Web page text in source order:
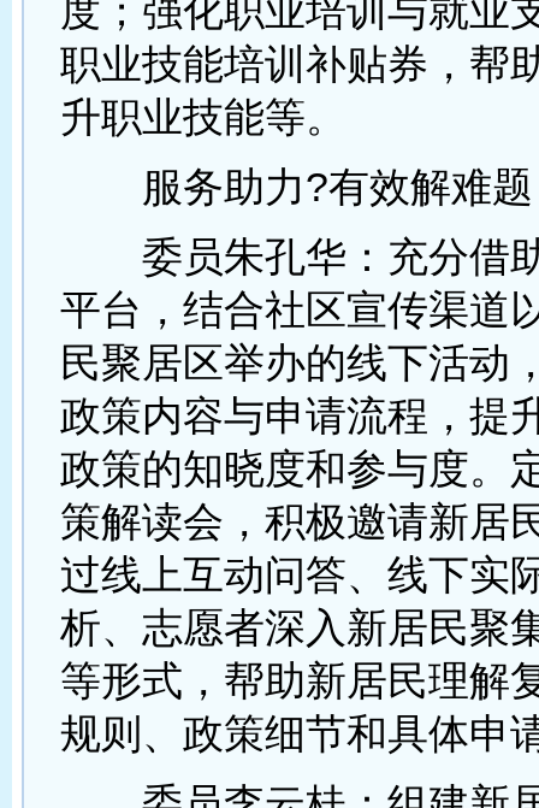
度；强化职业培训与就业
职业技能培训补贴券，帮
升职业技能等。
服务助力?有效解难题
委员朱孔华：充分借
平台，结合社区宣传渠道
民聚居区举办的线下活动
政策内容与申请流程，提
政策的知晓度和参与度。
策解读会，积极邀请新居
过线上互动问答、线下实
析、志愿者深入新居民聚
等形式，帮助新居民理解
规则、政策细节和具体申